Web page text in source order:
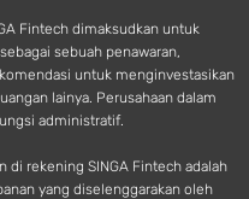
Fintech dimaksudkan untuk
sebuah penawaran,
untuk menginvestasikan
lainya. Perusahaan dalam
administratif.
di rekening SINGA Fintech adalah
yang diselenggarakan oleh